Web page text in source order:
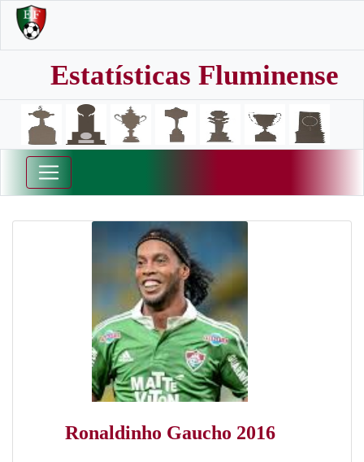
Estatísticas Fluminense
Ronaldinho Gaucho 2016